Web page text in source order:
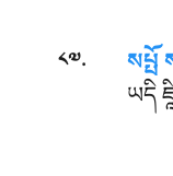
༨༧. སཔྤོ
ཡདི